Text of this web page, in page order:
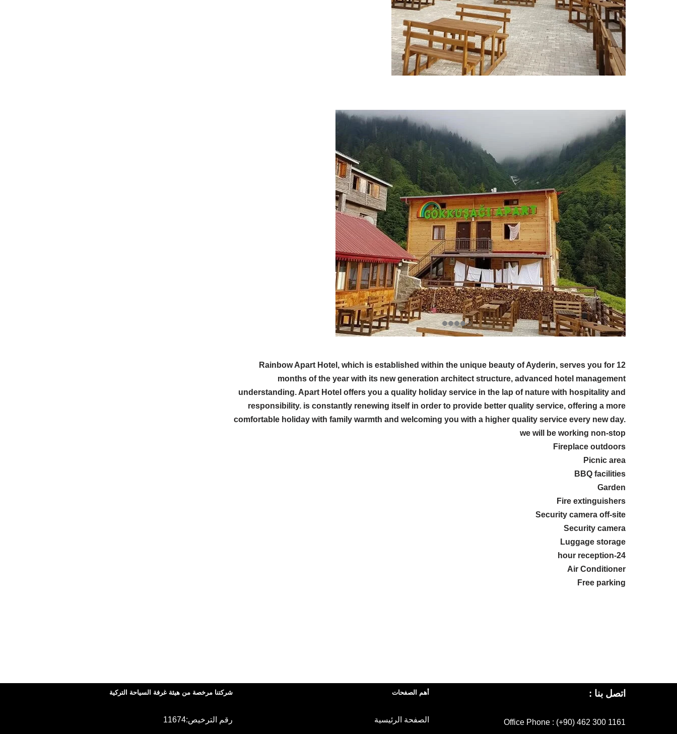
Rainbow Apart Hotel, which is established within the unique beauty of Ayderin, serves you for 12
months of the year with its new generation architect structure, advanced hotel management
understanding. Apart Hotel offers you a quality holiday service in the lap of nature with hospitality and
responsibility. is constantly renewing itself in order to provide better quality service, offering a more
comfortable holiday with family warmth and welcoming you with a higher quality service every new day.
we will be working non-stop
Fireplace outdoors
Picnic area
BBQ facilities
Garden
Fire extinguishers
Security camera off-site
Security camera
Luggage storage
24-hour reception
Air Conditioner
Free parking
اتصل بنا :
Office Phone : (+90) 462 300 1161
أهم الصفحات
الصفحة الرئيسية
شركتنا مرخصة من هيئة غرفة السياحة التركية
رقم الترخيص:11674